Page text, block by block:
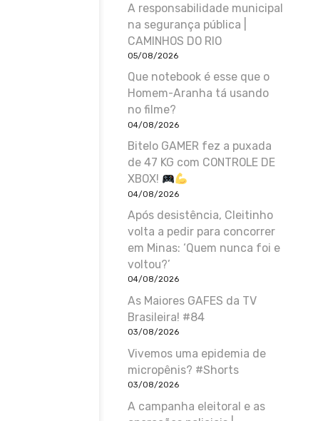
A responsabilidade municipal
na segurança pública |
CAMINHOS DO RIO
05/08/2026
Que notebook é esse que o
Homem-Aranha tá usando
no filme?
04/08/2026
Bitelo GAMER fez a puxada
de 47 KG com CONTROLE DE
XBOX!
04/08/2026
Após desistência, Cleitinho
volta a pedir para concorrer
em Minas: ‘Quem nunca foi e
voltou?’
04/08/2026
As Maiores GAFES da TV
Brasileira! #84
03/08/2026
Vivemos uma epidemia de
micropênis? #Shorts
03/08/2026
A campanha eleitoral e as